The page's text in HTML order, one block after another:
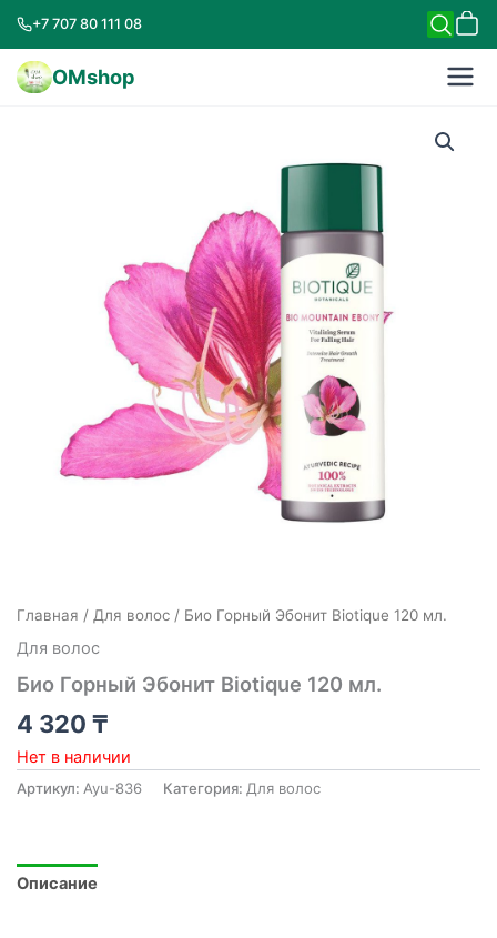
+7 707 80 111 08
OMshop
Главная / Для волос/ Био Горный Эбонит Biotique 120 мл.
Для волос
Био Горный Эбонит Biotique 120 мл.
4 320 ₸
Нет в наличии
Артикул: Ayu-836 Категория: Для волос
Описание